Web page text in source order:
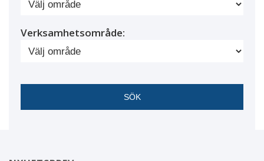
Verksamhetsområde: